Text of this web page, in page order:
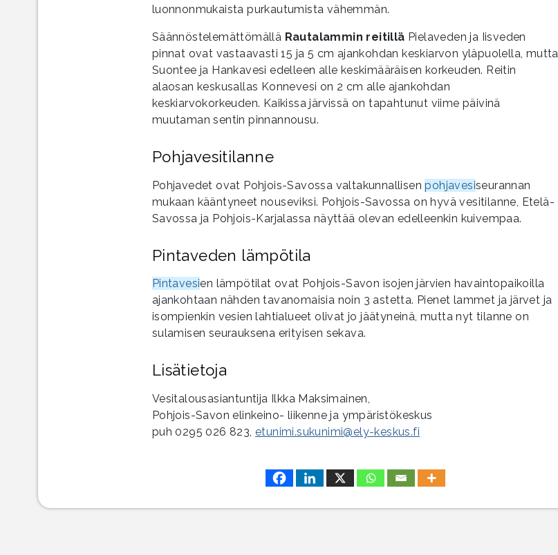
luonnonmukaista purkautumista vähemmän.
Säännöstelemättömällä Rautalammin reitillä Pielaveden ja Iisveden
pinnat ovat vastaavasti 15 ja 5 cm ajankohdan keskiarvon yläpuolella, mutta
Suontee ja Hankavesi edelleen alle keskimääräisen korkeuden. Reitin
alaosan keskusallas Konnevesi on 2 cm alle ajankohdan
keskiarvokorkeuden. Kaikissa järvissä on tapahtunut viime päivinä
muutaman sentin pinnannousu.
Pohjavesitilanne
Pohjavedet ovat Pohjois-Savossa valtakunnallisenpohjavesiseurannan
mukaan kääntyneet nouseviksi. Pohjois-Savossa on hyvä vesitilanne, Etelä-
Savossa ja Pohjois-Karjalassa näyttää olevan edelleenkin kuivempaa.
Pintaveden lämpötila
Pintavesien lämpötilat ovat Pohjois-Savon isojen järvien havaintopaikoilla
ajankohtaan nähden tavanomaisia noin 3 astetta. Pienet lammet ja järvet ja
isompienkin vesien lahtialueet olivat jo jäätyneinä, mutta nyt tilanne on
sulamisen seurauksena erityisen sekava.
Lisätietoja
Vesitalousasiantuntija Ilkka Maksimainen,
Pohjois-Savon elinkeino- liikenne ja ympäristökeskus
puh 0295 026 823,etunimi.sukunimi@ely-keskus.fi